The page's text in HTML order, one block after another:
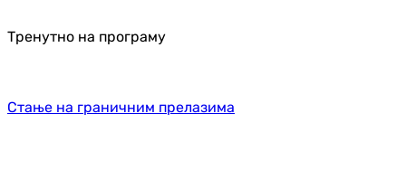
Тренутно на програму
Стање на граничним прелазима